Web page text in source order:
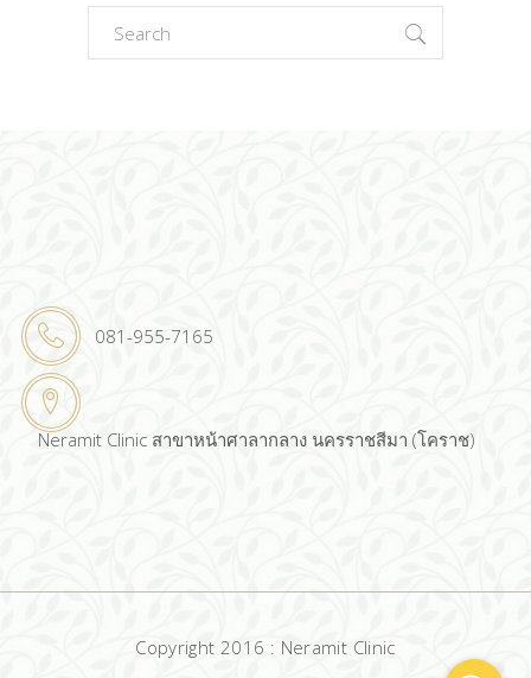
Search
for:
081-955-7165
Neramit Clinic สาขาหน้าศาลากลาง นครราชสีมา (โคราช)
Copyright 2016 : Neramit Clinic